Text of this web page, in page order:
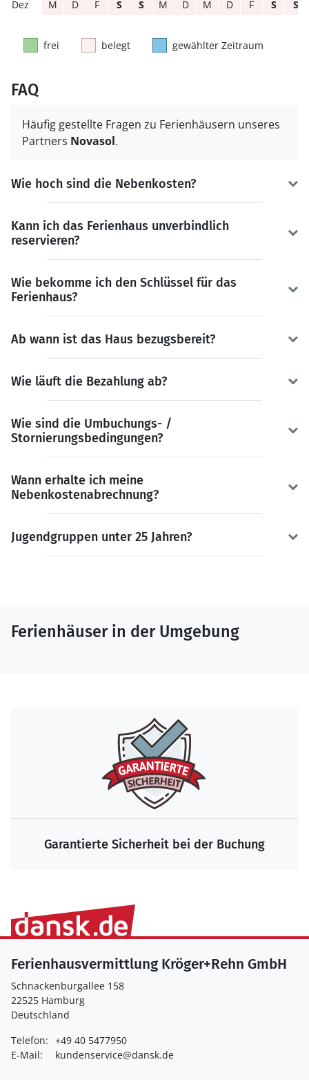
M D F S S M D M D F S S
frei belegt gewählter Zeitraum
FAQ
Häufig gestellte Fragen zu Ferienhäusern unseres
Partners Novasol.
Wie hoch sind die Nebenkosten?
Kann ich das Ferienhaus unverbindlich
reservieren?
Wie bekomme ich den Schlüssel für das
Ferienhaus?
Ab wann ist das Haus bezugsbereit?
Wie läuft die Bezahlung ab?
Wie sind die Umbuchungs- /
Stornierungsbedingungen?
Wann erhalte ich meine
Nebenkostenabrechnung?
Jugendgruppen unter 25 Jahren?
Ferienhäuser in der Umgebung
Die größte Auswahl zum Bestpreis
Ferienhausvermittlung Kröger+Rehn GmbH
Schnackenburgallee 158
22525 Hamburg
Deutschland
Telefon: +49 40 5477950
E-Mail:
kundenservice@dansk.de